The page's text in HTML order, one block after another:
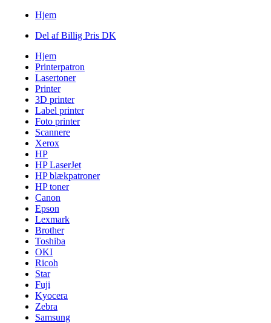
Hjem
Del af Billig Pris DK
Hjem
Printerpatron
Lasertoner
Printer
3D printer
Label printer
Foto printer
Scannere
Xerox
HP
HP LaserJet
HP blækpatroner
HP toner
Canon
Epson
Lexmark
Brother
Toshiba
OKI
Ricoh
Star
Fuji
Kyocera
Zebra
Samsung